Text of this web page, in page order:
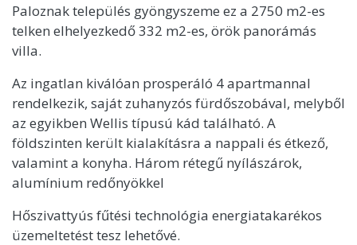
Paloznak település gyöngyszeme ez a 2750 m2-es
telken elhelyezkedő 332 m2-es, örök panorámás
villa.
Az ingatlan kiválóan prosperáló 4 apartmannal
rendelkezik, saját zuhanyzós fürdőszobával, melyből
az egyikben Wellis típusú kád található. A
földszinten került kialakításra a nappali és étkező,
valamint a konyha. Három rétegű nyílászárok,
alumínium redőnyökkel
Hőszivattyús fűtési technológia energiatakarékos
üzemeltetést tesz lehetővé.